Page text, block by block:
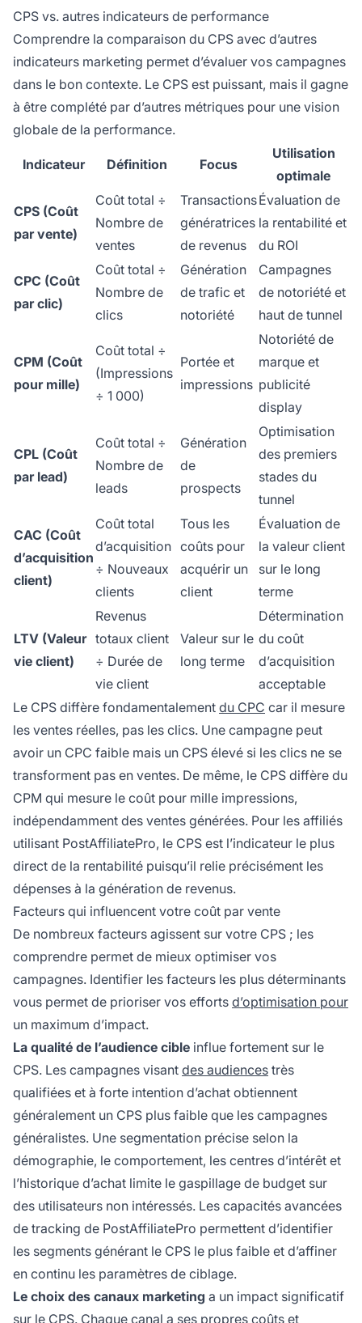
CPS vs. autres indicateurs de performance
Comprendre la comparaison du CPS avec d’autres
indicateurs marketing permet d’évaluer vos campagnes
dans le bon contexte. Le CPS est puissant, mais il gagne
à être complété par d’autres métriques pour une vision
globale de la performance.
Indicateur Définition Focus
Utilisation
optimale
CPS (Coût
par vente)
Coût total ÷
Nombre de
ventes
Transactions
génératrices
de revenus
Évaluation de
la rentabilité et
du ROI
CPC (Coût
par clic)
Coût total ÷
Nombre de
clics
Génération
de trafic et
notoriété
Campagnes
de notoriété et
haut de tunnel
CPM (Coût
pour mille)
Coût total ÷
(Impressions
÷ 1 000)
Portée et
impressions
Notoriété de
marque et
publicité
display
CPL (Coût
par lead)
Coût total ÷
Nombre de
leads
Génération
de
prospects
Optimisation
des premiers
stades du
tunnel
CAC (Coût
d’acquisition
client)
Coût total
d’acquisition
÷ Nouveaux
clients
Tous les
coûts pour
acquérir un
client
Évaluation de
la valeur client
sur le long
terme
LTV (Valeur
vie client)
Revenus
totaux client
÷ Durée de
vie client
Valeur sur le
long terme
Détermination
du coût
d’acquisition
acceptable
Le CPS diffère fondamentalement du CPC car il mesure
les ventes réelles, pas les clics. Une campagne peut
avoir un CPC faible mais un CPS élevé si les clics ne se
transforment pas en ventes. De même, le CPS diffère du
CPM qui mesure le coût pour mille impressions,
indépendamment des ventes générées. Pour les affiliés
utilisant PostAffiliatePro, le CPS est l’indicateur le plus
direct de la rentabilité puisqu’il relie précisément les
dépenses à la génération de revenus.
Facteurs qui influencent votre coût par vente
De nombreux facteurs agissent sur votre CPS ; les
comprendre permet de mieux optimiser vos
campagnes. Identifier les facteurs les plus déterminants
vous permet de prioriser vos efforts d’optimisation pour
un maximum d’impact.
La qualité de l’audience cible influe fortement sur le
CPS. Les campagnes visant des audiences très
qualifiées et à forte intention d’achat obtiennent
généralement un CPS plus faible que les campagnes
généralistes. Une segmentation précise selon la
démographie, le comportement, les centres d’intérêt et
l’historique d’achat limite le gaspillage de budget sur
des utilisateurs non intéressés. Les capacités avancées
de tracking de PostAffiliatePro permettent d’identifier
les segments générant le CPS le plus faible et d’affiner
en continu les paramètres de ciblage.
Le choix des canaux marketing a un impact significatif
sur le CPS. Chaque canal a ses propres coûts et